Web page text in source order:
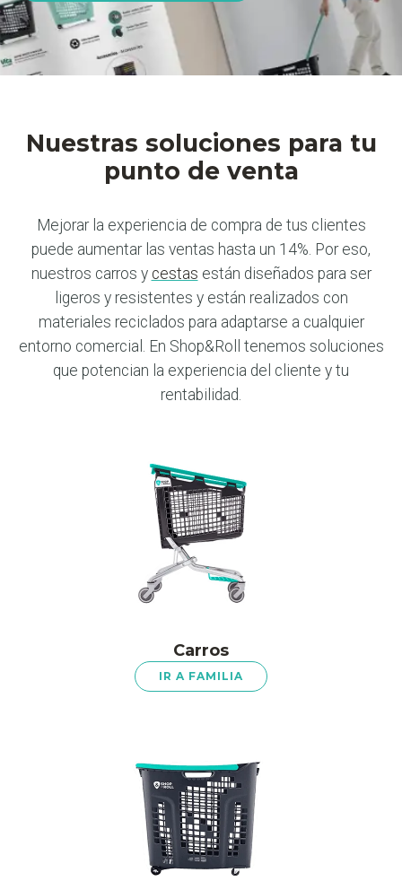
Nuestras soluciones para tu
punto de venta
Mejorar la experiencia de compra de tus clientes
puede aumentar las ventas hasta un 14%. Por eso,
nuestros carros y cestas están diseñados para ser
ligeros y resistentes y están realizados con
materiales reciclados para adaptarse a cualquier
entorno comercial. En Shop&Roll tenemos soluciones
que potencian la experiencia del cliente y tu
rentabilidad.
Carros
IR A FAMILIA